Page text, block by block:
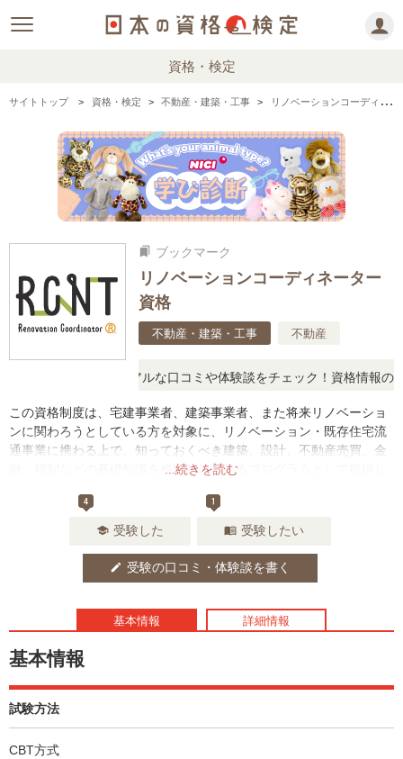
資格・検定
サイトトップ 資格・検定 不動産・建築・工事 リノベーションコーディネーター資格の情報まとめ
bookmarks ブックマーク
リノベーションコーディネーター
資格
不動産・建築・工事 不動産
問に思ったら、リアルな口コミや体験談をチェック！資格情報の下
...続きを読む
この資格制度は、宅建事業者、建築事業者、また将来リノベーショ
ンに関わろうとしている方を対象に、リノベーション・既存住宅流
通事業に携わる上で、知っておくべき建築、設計、不動産売買、金
融、税制などの基礎知識を横断的に学べるプログラムとして提供し
4
school 受験した
1
menu_book 受験したい
edit 受験の口コミ・体験談を書く
基本情報 詳細情報
基本情報
試験方法
CBT方式